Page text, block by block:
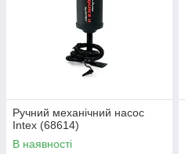
Ручний механічний насос
Intex (68614)
В наявності